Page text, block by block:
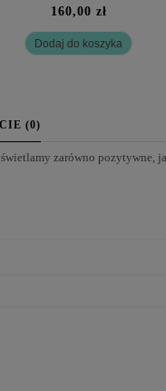
160,00 zł
Dodaj do koszyka
(0)
zarówno pozytywne,